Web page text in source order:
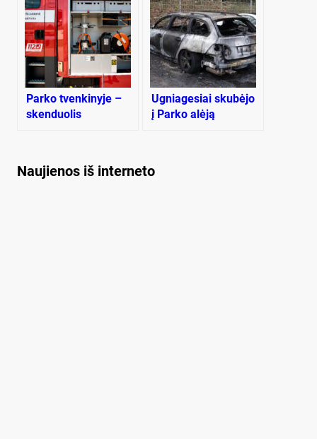
Parko tvenkinyje –
skenduolis
Ugniagesiai skubėjo
į Parko alėją
Naujienos iš interneto